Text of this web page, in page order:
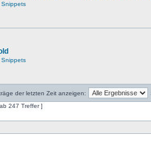
der letzten Zeit anzeigen:
247 Treffer ]